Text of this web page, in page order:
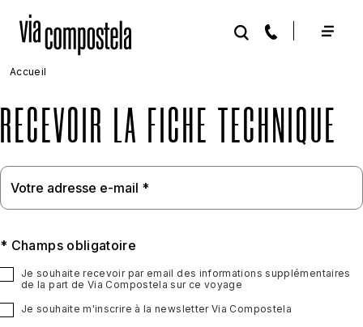
Accueil
RECEVOIR LA FICHE TECHNIQUE
* Champs obligatoire
Je souhaite recevoir par email des informations supplémentaires
de la part de Via Compostela sur ce voyage
Je souhaite m'inscrire à la newsletter Via Compostela